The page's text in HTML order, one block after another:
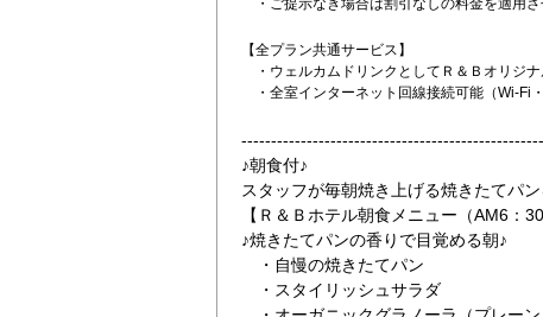
・ご提示なき場合は割引なしの料金を適用さ
【全プラン共通サービス】
・ウェルカムドリンクとしてＲ＆Ｂオリジナ
・全室インターネット回線接続可能（Wi-Fi・
♪朝食付♪
スタッフが毎朝焼き上げる焼きたてパ
【Ｒ＆Ｂホテル朝食メニュー（AM6：
♪焼きたてパンの香りで目覚める朝♪
・自慢の焼きたてパン
・スタイリッシュサラダ
60歳以上の方にお